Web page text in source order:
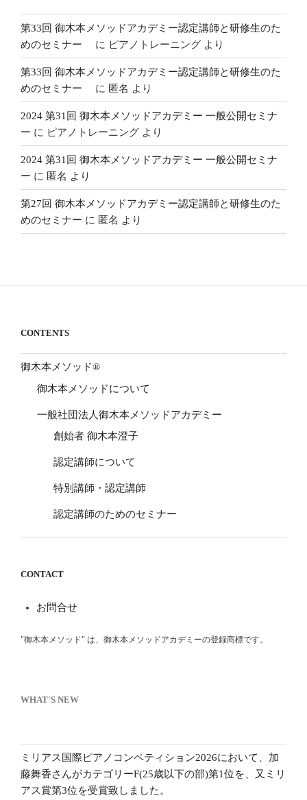
第33回 御木本メソッドアカデミー認定講師と研修生のた
めのセミナー
に ピアノトレーニング より
第33回 御木本メソッドアカデミー認定講師と研修生のた
めのセミナー
に 匿名 より
2024 第31回 御木本メソッドアカデミー 一般公開セミナ
ー に ピアノトレーニング より
2024 第31回 御木本メソッドアカデミー 一般公開セミナ
ー に 匿名 より
第27回 御木本メソッドアカデミー認定講師と研修生のた
めのセミナー に 匿名 より
CONTENTS
御木本メソッド®
御木本メソッドについて
一般社団法人御木本メソッドアカデミー
創始者 御木本澄子
認定講師について
特別講師・認定講師
認定講師のためのセミナー
CONTACT
お問合せ
"御木本メソッド" は、御木本メソッドアカデミーの登録商標です。
WHAT'S NEW
ミリアス国際ピアノコンペティション2026において、加
藤舞香さんがカテゴリーF(25歳以下の部)第1位を、又ミリ
アス賞第3位を受賞致しました。